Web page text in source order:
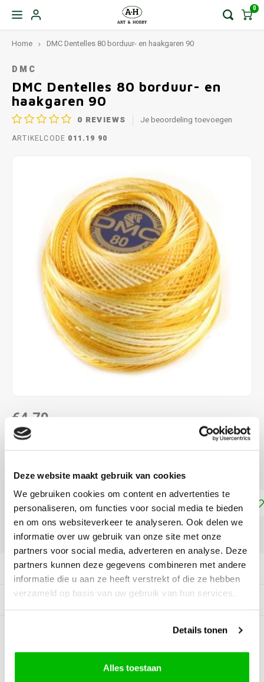
Deze website maakt gebruik van cookies
We gebruiken cookies om content en advertenties te
personaliseren, om functies voor social media te bieden
en om ons websiteverkeer te analyseren. Ook delen we
informatie over uw gebruik van onze site met onze
partners voor social media, adverteren en analyse. Deze
partners kunnen deze gegevens combineren met andere
informatie die u aan ze heeft verstrekt of die ze hebben
verzameld op basis van uw gebruik van hun services.
Details tonen
Alles toestaan
0
Home DMC Dentelles 80 borduur- en haakgaren 90
DMC
DMC Dentelles 80 borduur- en
haakgaren 90
0 REVIEWS Je beoordeling toevoegen
ARTIKELCODE 011.19 90
€4,70
DIRECT LEVERBAAR
Dmc Frivolité 80 Lees meer
Toevoegen aan winkelwagen
DELEN:
Productomschrijving
Gerelateerde producten
BEOORDELINGEN